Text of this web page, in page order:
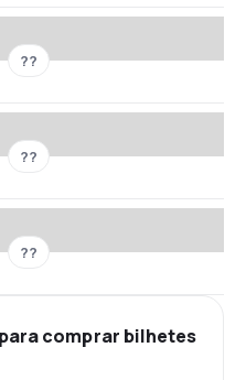
??
??
??
comprar bilhetes